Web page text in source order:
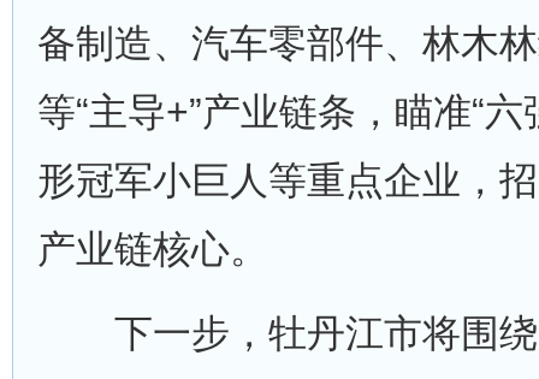
备制造、汽车零部件、林木
等“主导+”产业链条，瞄准“六
形冠军小巨人等重点企业，
产业链核心。
下一步，牡丹江市将围绕